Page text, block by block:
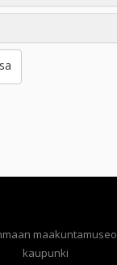
maakuntamuseo
kaupunki